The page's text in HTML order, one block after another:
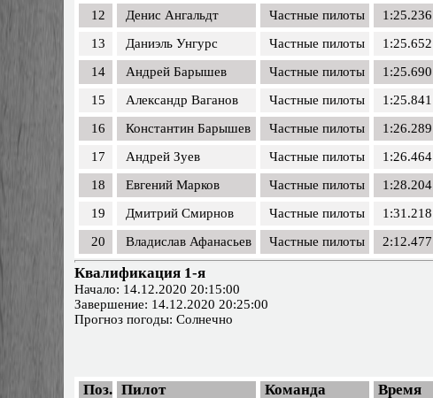
12
Денис Ангальдт Частные пилоты
1:25.236
13
Даниэль Унгурс Частные пилоты
1:25.652
14
Андрей Барышев Частные пилоты
1:25.690
15
Александр Ваганов Частные пилоты
1:25.841
16
Константин Барышев Частные пилоты
1:26.289
17
Андрей Зуев Частные пилоты
1:26.464
18
Евгений Марков Частные пилоты
1:28.204
19
Дмитрий Смирнов Частные пилоты
1:31.218
20
Владислав Афанасьев Частные пилоты 2:12.477
Квалификация 1-я
Начало: 14.12.2020 20:15:00
Завершение: 14.12.2020 20:25:00
Прогноз погоды: Солнечно
Поз. Пилот Команда Время